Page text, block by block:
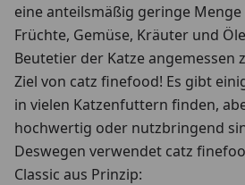
eine anteilsmäßig geringe
Früchte, Gemüse, Kräuter und
Beutetier der Katze angemessen
Ziel von catz finefood! Es gibt
in vielen Katzenfuttern finden,
hochwertig oder nutzbringend
Deswegen verwendet catz
Classic aus Prinzip: